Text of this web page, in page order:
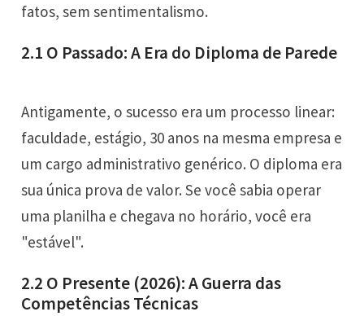
fatos, sem sentimentalismo.
2.1 O Passado: A Era do Diploma de Parede
Antigamente, o sucesso era um processo linear:
faculdade, estágio, 30 anos na mesma empresa e
um cargo administrativo genérico. O diploma era
sua única prova de valor. Se você sabia operar
uma planilha e chegava no horário, você era
"estável".
2.2 O Presente (2026): A Guerra das
Competências Técnicas